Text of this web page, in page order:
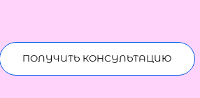
ПОЛУЧИТЬ КОНСУЛЬТАЦИЮ